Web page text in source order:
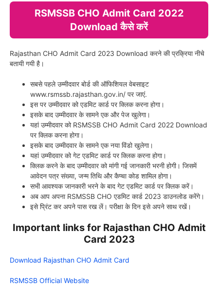
RSMSSB CHO Admit Card 2022
Download कैसे करें
Rajasthan CHO Admit Card 2023 Download करने की प्रक्रिया नीचे
बतायी गयी है।
सबसे पहले उम्मीदवार बोर्ड की ऑफिशियल वेबसाइट
www.rsmssb.rajasthan.gov.in/ पर जाएं.
इस पर उम्मीदवार को एडमिट कार्ड पर क्लिक करना होगा।
इसके बाद उम्मीदवार के सामने एक और पेज खुलेगा।
यहां उम्मीदवार को RSMSSB CHO Admit Card 2022 Download
पर क्लिक करना होगा।
इसके बाद उम्मीदवार के सामने एक नया विंडो खुलेगा।
यहां उम्मीदवार को गेट एडमिट कार्ड पर क्लिक करना होगा।
क्लिक करने के बाद उम्मीदवार को मांगी गई जानकारी भरनी होगी। जिसमें
आवेदन पत्र संख्या, जन्म तिथि और कैप्चा कोड शामिल होगा।
सभी आवश्यक जानकारी भरने के बाद गेट एडमिट कार्ड पर क्लिक करें।
अब आप अपना RSMSSB CHO एडमिट कार्ड 2023 डाउनलोड करेंगे।
इसे प्रिंट कर अपने पास रख लें। परीक्षा के दिन इसे अपने साथ रखें।
Important links for Rajasthan CHO Admit
Card 2023
Download Rajasthan CHO Admit Card
RSMSSB Official Website